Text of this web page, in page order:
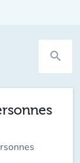
search